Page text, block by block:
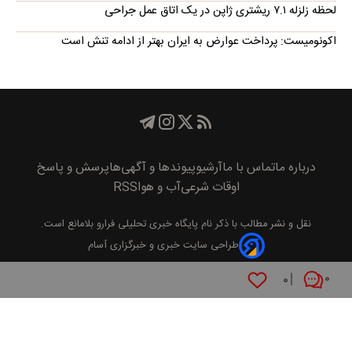
۰ ۰
لحظه زلزله ۷.۱ ریشتری ژاپن در یک اتاق عمل جراحی
اکونومیست: پرداخت عوارض به ایران بهتر از ادامه تنش است
درباره ماتماس با ماآرشیوپیوند‌ها و آگهی‌هاپرسش و پاسخ
اوقات شرعیآب و هواRSS
نقل و نشر مطالب با ذکر نام پايگاه خبری تحليلی فرارو بلامانع است.
طراحی سایت خبری و خبرگزاری آسام